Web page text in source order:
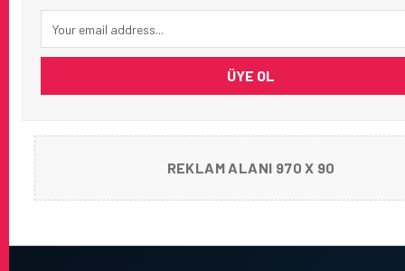
ÜYE OL
REKLAM ALANI 970 X 90